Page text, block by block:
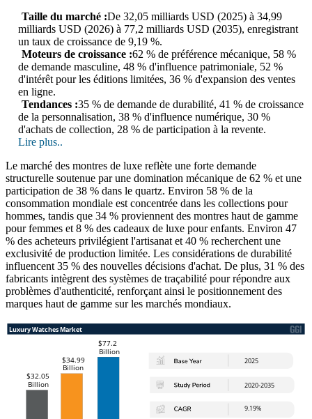
Taille du marché :De 32,05 milliards USD (2025) à 34,99
milliards USD (2026) à 77,2 milliards USD (2035), enregistrant
un taux de croissance de 9,19 %.
Moteurs de croissance :62 % de préférence mécanique, 58 %
de demande masculine, 48 % d'influence patrimoniale, 52 %
d'intérêt pour les éditions limitées, 36 % d'expansion des ventes
en ligne.
Tendances :35 % de demande de durabilité, 41 % de croissance
de la personnalisation, 38 % d'influence numérique, 30 %
d'achats de collection, 28 % de participation à la revente.
Lire plus..
Le marché des montres de luxe reflète une forte demande
structurelle soutenue par une domination mécanique de 62 % et une
participation de 38 % dans le quartz. Environ 58 % de la
consommation mondiale est concentrée dans les collections pour
hommes, tandis que 34 % proviennent des montres haut de gamme
pour femmes et 8 % des cadeaux de luxe pour enfants. Environ 47
% des acheteurs privilégient l'artisanat et 40 % recherchent une
exclusivité de production limitée. Les considérations de durabilité
influencent 35 % des nouvelles décisions d'achat. De plus, 31 % des
fabricants intègrent des systèmes de traçabilité pour répondre aux
problèmes d'authenticité, renforçant ainsi le positionnement des
marques haut de gamme sur les marchés mondiaux.